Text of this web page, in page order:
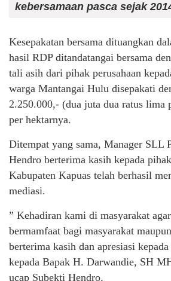
kebersamaan pasca sejak
Kesepakatan bersama dituangkan
hasil RDP ditandatangai bersama
tali asih dari pihak perusahaan
warga Mantangai Hulu disepakati
2.250.000,- (dua juta dua ratus lima
per hektarnya.
Ditempat yang sama, Manager SLL
Hendro berterima kasih kepada
Kabupaten Kapuas telah berhasil
mediasi.
” Kehadiran kami di masyarakat
bermamfaat bagi masyarakat
berterima kasih dan apresiasi
kepada Bapak H. Darwandie, SH
ucap Subekti Hendro.